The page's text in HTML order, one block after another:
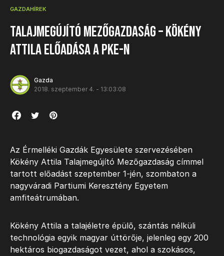
GAZDAHÍREK
Talajmegújító Mezőgazdaság – Kökény
Attila előadása a PKE-n
Gazda
2018. szeptember 4. - 13:03:08
Az Érmelléki Gazdák Egyesülete szervezésében
Kökény Attila Talajmegújító Mezőgazdaság címmel
tartott előadást szeptember 1-jén, szombaton a
nagyváradi Partiumi Keresztény Egyetem
amfiteátrumában.
Kökény Attila a talajéletre épülő, szántás nélküli
technológia egyik magyar úttörője, jelenleg egy 200
hektáros biogazdaságot vezet, ahol a szokásos,